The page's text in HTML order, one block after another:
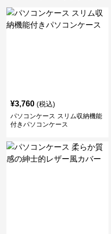
¥3,760 (税込)
パソコンケース スリム収納機能
付きパソコンケース